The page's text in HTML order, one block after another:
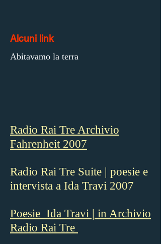
Alcuni link
Abitavamo la terra
Radio Rai Tre Archivio
Fahrenheit 2007
Radio Rai Tre Suite | poesie e
intervista a Ida Travi 2007
Poesie Ida Travi | in Archivio
Radio Rai Tre